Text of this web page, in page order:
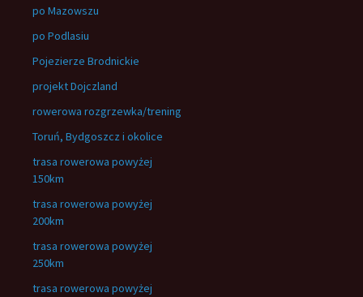
po Mazowszu
po Podlasiu
Pojezierze Brodnickie
projekt Dojczland
rowerowa rozgrzewka/trening
Toruń, Bydgoszcz i okolice
trasa rowerowa powyżej
150km
trasa rowerowa powyżej
200km
trasa rowerowa powyżej
250km
trasa rowerowa powyżej